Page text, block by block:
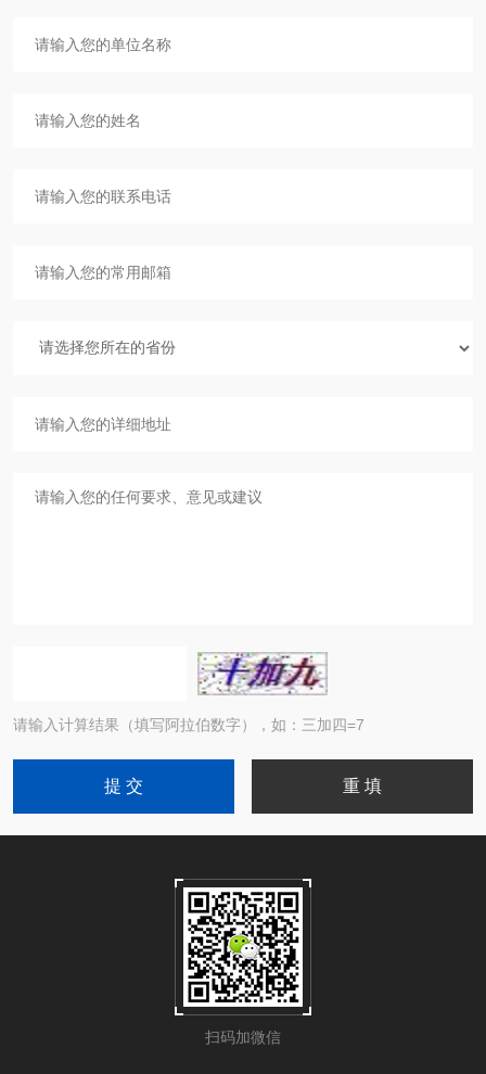
请输入计算结果（填写阿拉伯数字），如：三加四=7
扫码加微信